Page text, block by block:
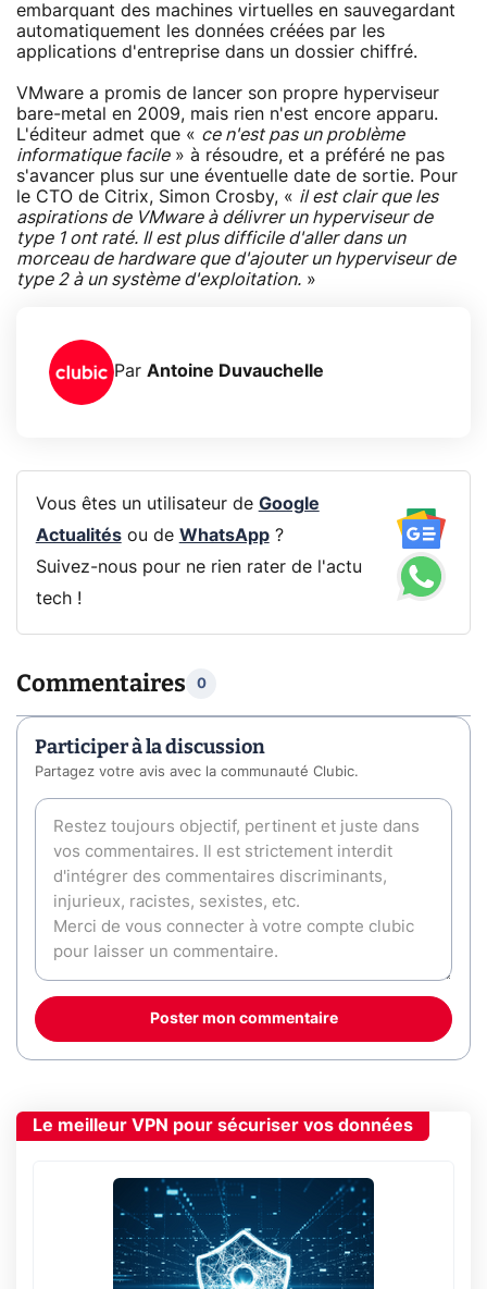
embarquant des machines virtuelles en sauvegardant
automatiquement les données créées par les
applications d'entreprise dans un dossier chiffré.
VMware a promis de lancer son propre hyperviseur
bare-metal en 2009, mais rien n'est encore apparu.
L'éditeur admet que « ce n'est pas un problème
informatique facile» à résoudre, et a préféré ne pas
s'avancer plus sur une éventuelle date de sortie. Pour
le CTO de Citrix, Simon Crosby, « il est clair que les
aspirations de VMware à délivrer un hyperviseur de
type 1 ont raté. Il est plus difficile d'aller dans un
morceau de hardware que d'ajouter un hyperviseur de
type 2 à un système d'exploitation. »
Par Antoine Duvauchelle
Vous êtes un utilisateur de Google
Actualitésou de WhatsApp?
Suivez-nous pour ne rien rater de l'actu
tech !
Commentaires 0
Participer à la discussion
Partagez votre avis avec la communauté Clubic.
Poster mon commentaire
Le meilleur VPN pour sécuriser vos données